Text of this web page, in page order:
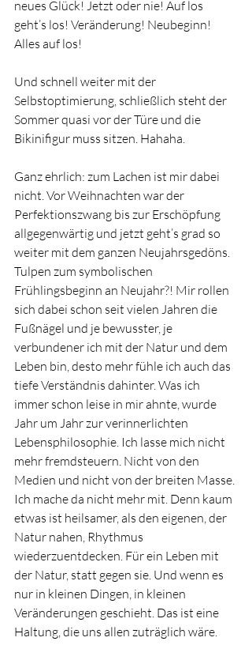
neues Glück! Jetzt oder nie! Auf los
geht’s los! Veränderung! Neubeginn!
Alles auf los!
Und schnell weiter mit der
Selbstoptimierung, schließlich steht der
Sommer quasi vor der Türe und die
Bikinifigur muss sitzen. Hahaha.
Ganz ehrlich: zum Lachen ist mir dabei
nicht. Vor Weihnachten war der
Perfektionszwang bis zur Erschöpfung
allgegenwärtig und jetzt geht’s grad so
weiter mit dem ganzen Neujahrsgedöns.
Tulpen zum symbolischen
Frühlingsbeginn an Neujahr?! Mir rollen
sich dabei schon seit vielen Jahren die
Fußnägel und je bewusster, je
verbundener ich mit der Natur und dem
Leben bin, desto mehr fühle ich auch das
tiefe Verständnis dahinter. Was ich
immer schon leise in mir ahnte, wurde
Jahr um Jahr zur verinnerlichten
Lebensphilosophie. Ich lasse mich nicht
mehr fremdsteuern. Nicht von den
Medien und nicht von der breiten Masse.
Ich mache da nicht mehr mit. Denn kaum
etwas ist heilsamer, als den eigenen, der
Natur nahen, Rhythmus
wiederzuentdecken. Für ein Leben mit
der Natur, statt gegen sie. Und wenn es
nur in kleinen Dingen, in kleinen
Veränderungen geschieht. Das ist eine
Haltung, die uns allen zuträglich wäre.